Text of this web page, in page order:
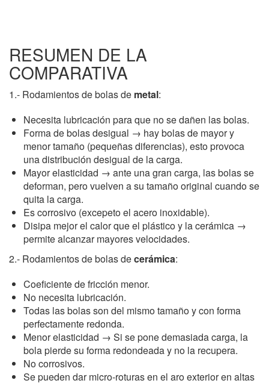
RESUMEN DE LA
COMPARATIVA
1.- Rodamientos de bolas de metal:
Necesita lubricación para que no se dañen las bolas.
Forma de bolas desigual → hay bolas de mayor y
menor tamaño (pequeñas diferencias), esto provoca
una distribución desigual de la carga.
Mayor elasticidad → ante una gran carga, las bolas se
deforman, pero vuelven a su tamaño original cuando se
quita la carga.
Es corrosivo (excepeto el acero inoxidable).
Disipa mejor el calor que el plástico y la cerámica →
permite alcanzar mayores velocidades.
2.- Rodamientos de bolas decerámica:
Coeficiente de fricción menor.
No necesita lubricación.
Todas las bolas son del mismo tamaño y con forma
perfectamente redonda.
Menor elasticidad → Si se pone demasiada carga, la
bola pierde su forma redondeada y no la recupera.
No corrosivos.
Se pueden dar micro-roturas en el aro exterior en altas